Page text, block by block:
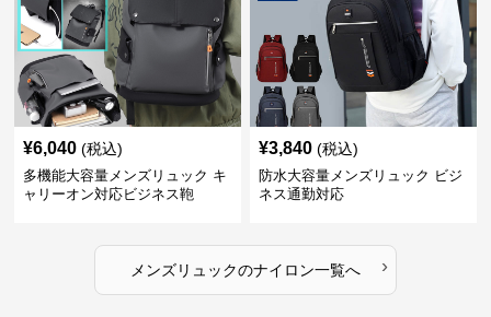
¥6,040 (税込)
多機能大容量メンズリュック キ
ャリーオン対応ビジネス鞄
¥3,840 (税込)
防水大容量メンズリュック ビジ
ネス通勤対応
メンズリュックのナイロン一覧へ ›